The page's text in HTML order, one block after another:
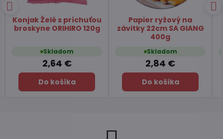
Čaj Matcha Yuzu
TSUBOICHI 5x10g
Skladom
7,45 €
Do košíka
Čaj zelený pražený
Hojicha latte TSUBOICHI
100g
Skladom
6,49 €
Do košíka